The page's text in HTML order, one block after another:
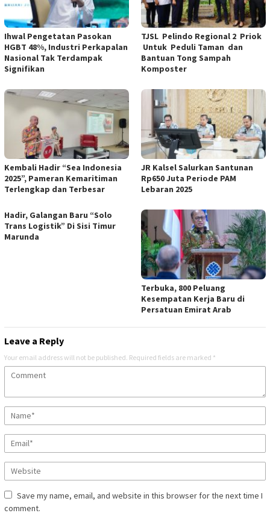
Ihwal Pengetatan Pasokan
HGBT 48%, Industri Perkapalan
Nasional Tak Terdampak
Signifikan
TJSL Pelindo Regional 2 Priok
Untuk Peduli Taman dan
Bantuan Tong Sampah
Komposter
Kembali Hadir “Sea Indonesia
2025”, Pameran Kemaritiman
Terlengkap dan Terbesar
JR Kalsel Salurkan Santunan
Rp650 Juta Periode PAM
Lebaran 2025
Hadir, Galangan Baru “Solo
Trans Logistik” Di Sisi Timur
Marunda
Terbuka, 800 Peluang
Kesempatan Kerja Baru di
Persatuan Emirat Arab
Leave a Reply
Your email address will not be published. Required fields are marked *
Save my name, email, and website in this browser for the next time I
comment.